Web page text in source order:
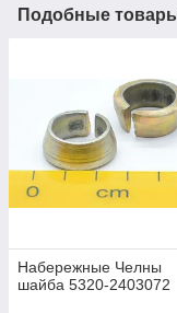
Подобные
Набережные Челны
шайба 5320-2403072